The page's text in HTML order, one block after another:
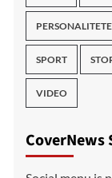
PERSONALITETE
SPORT
VIDEO
CoverNews